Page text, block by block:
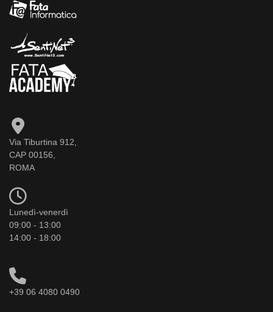
Via Tiburtina 912,
CAP 00156,
ROMA
Lunedì-venerdì
09:00 - 13:00
14:00 - 18:00
+39 06 4080 0490